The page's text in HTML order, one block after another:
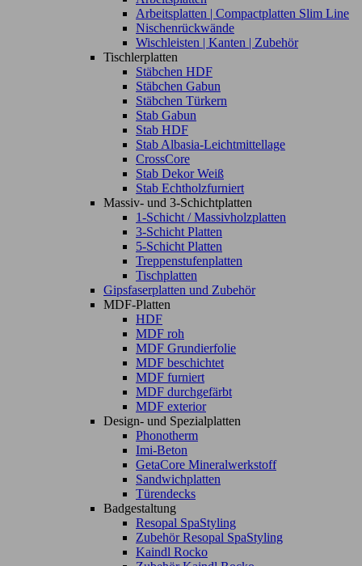
Arbeitsplatten | Compactplatten Slim Line
Nischenrückwände
Wischleisten | Kanten | Zubehör
Tischlerplatten
Stäbchen HDF
Stäbchen Gabun
Stäbchen Türkern
Stab Gabun
Stab HDF
Stab Albasia-Leichtmittellage
CrossCore
Stab Dekor Weiß
Stab Echtholzfurniert
Massiv- und 3-Schichtplatten
1-Schicht / Massivholzplatten
3-Schicht Platten
5-Schicht Platten
Treppenstufenplatten
Tischplatten
Gipsfaserplatten und Zubehör
MDF-Platten
HDF
MDF roh
MDF Grundierfolie
MDF beschichtet
MDF furniert
MDF durchgefärbt
MDF exterior
Design- und Spezialplatten
Phonotherm
Imi-Beton
GetaCore Mineralwerkstoff
Sandwichplatten
Türendecks
Badgestaltung
Resopal SpaStyling
Zubehör Resopal SpaStyling
Kaindl Rocko